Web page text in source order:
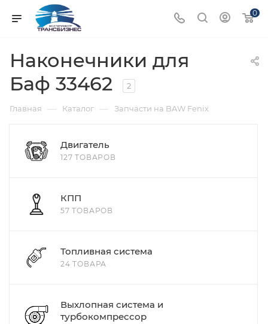
0
Наконечники для
Баф 33462
2
Главная — Каталог — Запчасти на BAW Fenix
Двигатель
127 ТОВАРОВ
КПП
57 ТОВАРОВ
Топливная система
24 ТОВАРА
Выхлопная система и
турбокомпрессор